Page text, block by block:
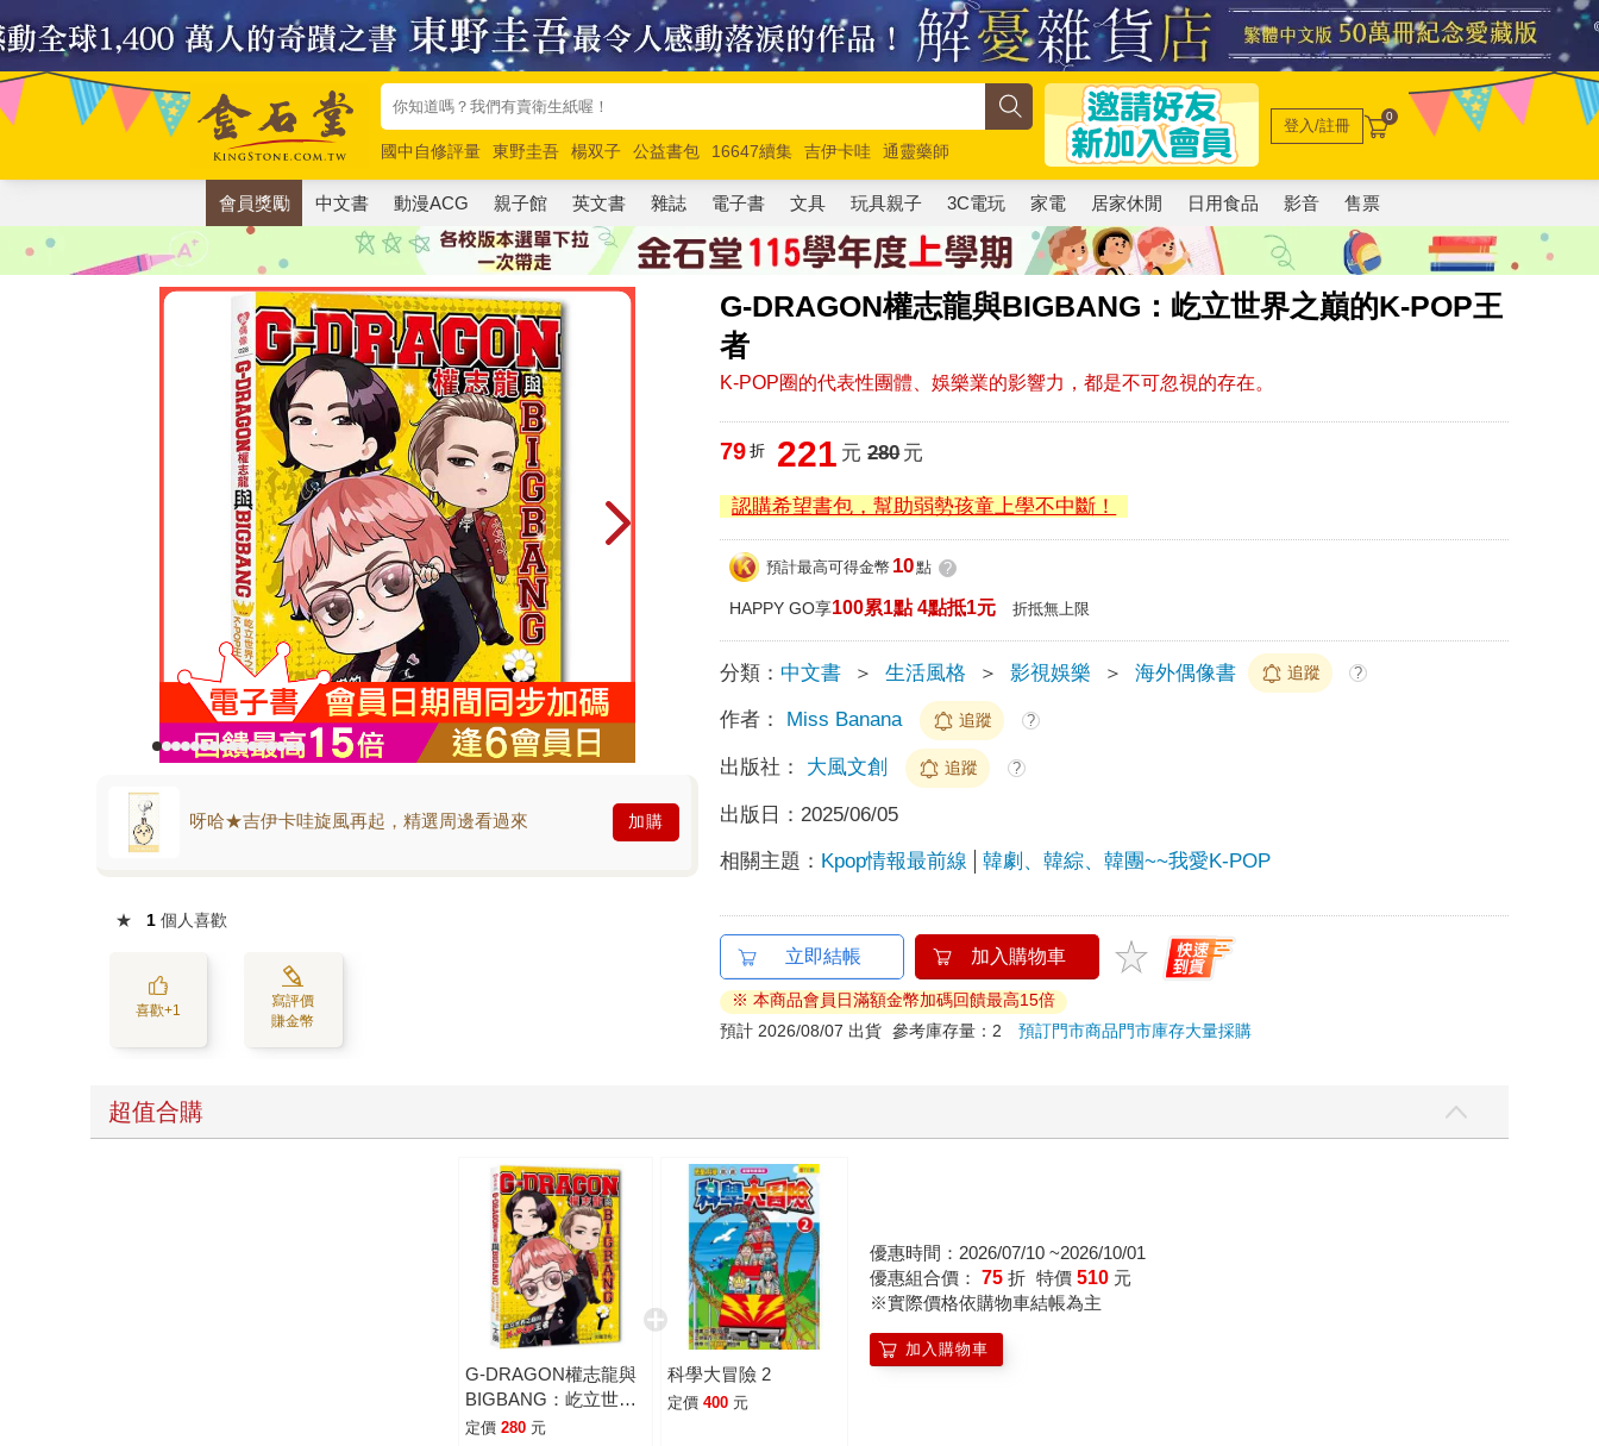
國中自修評量 東野圭吾 楊双子 公益書包 16647續集 吉伊卡哇
通靈藥師
唯紅花綻放
奧德賽 路邊攤新作 馬斯克 玩具總動員5 超慢跑
登入/註冊 0
會員獎勵 中文書 動漫ACG 親子館 英文書 雜誌 電子書 文具 玩具親子 3C電玩 家電 居家休閒 日用食品 影音 售票
G-DRAGON權志龍與BIGBANG：屹立世界之巔的K-POP王
者
K-POP圈的代表性團體、娛樂業的影響力，都是不可忽視的存在。
呀哈★吉伊卡哇旋風再起，精選周邊看過來 加購
★ 1 個人喜歡
喜歡+1
寫評價
賺金幣
79 折 221 元 280元
認購希望書包，幫助弱勢孩童上學不中斷！
預計最高可得金幣 10點 ?
HAPPY GO享100累1點 4點抵1元 折抵無上限
分類： 中文書 ＞ 生活風格 ＞ 影視娛樂 ＞ 海外偶像書 追蹤 ?
作者： Miss Banana 追蹤 ?
出版社： 大風文創 追蹤 ?
出版日： 2025/06/05
相關主題： Kpop情報最前線 韓劇、韓綜、韓團~~我愛K-POP
立即結帳 加入購物車
※ 本商品會員日滿額金幣加碼回饋最高15倍
預計 2026/08/07 出貨 參考庫存量：2預訂門市商品門市庫存大量採購
超值合購
G-DRAGON權志龍與
BIGBANG：屹立世界
之巔的K-POP王者
定價 280 元
科學大冒險 2
定價 400 元
優惠時間：2026/07/10 ~2026/10/01
優惠組合價： 75 折 特價 510 元
※實際價格依購物車結帳為主
加入購物車